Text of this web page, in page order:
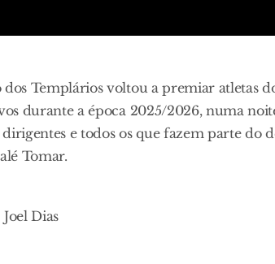
dos Templários voltou a premiar atletas
durante a época 2025/2026, numa
e todos os que fazem parte do
Tomar.
Dias